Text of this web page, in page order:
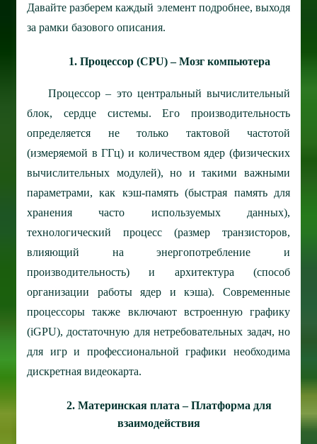
Давайте разберем каждый элемент подробнее, выходя
за рамки базового описания.
1. Процессор (CPU) – Мозг компьютера
Процессор – это центральный вычислительный
блок, сердце системы. Его производительность
определяется не только тактовой частотой
(измеряемой в ГГц) и количеством ядер (физических
вычислительных модулей), но и такими важными
параметрами, как кэш-память (быстрая память для
хранения часто используемых данных),
технологический процесс (размер транзисторов,
влияющий на энергопотребление и
производительность) и архитектура (способ
организации работы ядер и кэша). Современные
процессоры также включают встроенную графику
(iGPU), достаточную для нетребовательных задач, но
для игр и профессиональной графики необходима
дискретная видеокарта.
2. Материнская плата – Платформа для
взаимодействия